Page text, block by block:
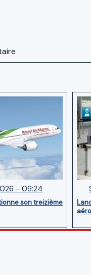
- 09:24
son treizième